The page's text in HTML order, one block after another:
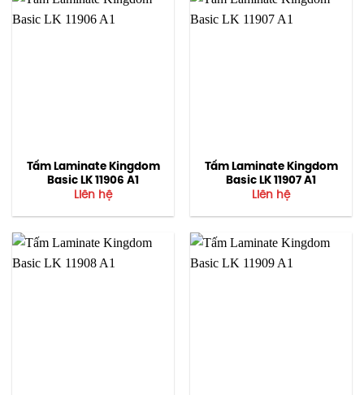
Tấm Laminate Kingdom
Basic LK 11906 A1
Liên hệ
Tấm Laminate Kingdom
Basic LK 11907 A1
Liên hệ